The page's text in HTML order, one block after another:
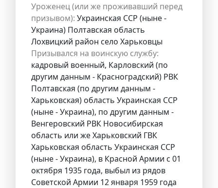
Уроженец (или же проживавший перед
призывом): Украинская ССР (ныне -
Украина) Полтавская область
Лохвицкий район село Харьковцы
Призывался на воинскую службу:
кадровый военный, Карловский (по
другим данным - Красноградский) РВК
Полтавская (по другим данным -
Харьковская) область Украинская ССР
(ныне - Украина), по другим данным -
Венгеровский РВК Новосибирская
область или же Харьковский ГВК
Харьковская область Украинская ССР
(ныне - Украина), в Красной Армии с 01
октября 1935 года, выбыл из рядов
Советской Армии 12 января 1959 года